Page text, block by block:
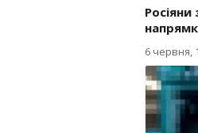
6 червня,